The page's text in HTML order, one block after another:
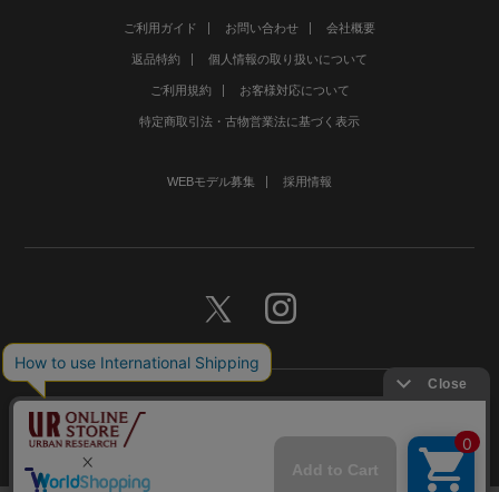
ご利用ガイド お問い合わせ 会社概要
返品特約 個人情報の取り扱いについて
ご利用規約 お客様対応について
特定商取引法・古物営業法に基づく表示
WEBモデル募集 採用情報